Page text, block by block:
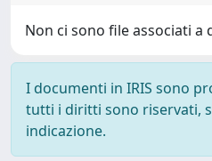
Non ci sono file associati
I documenti in IRIS sono
tutti i diritti sono riservati,
indicazione.